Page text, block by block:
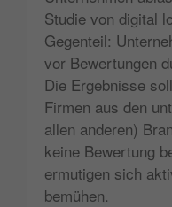
Studie von digital
Gegenteil:
vor Bewertungen
Die Ergebnisse
Firmen aus den
allen anderen)
keine Bewertung
ermutigen sich
bemühen.